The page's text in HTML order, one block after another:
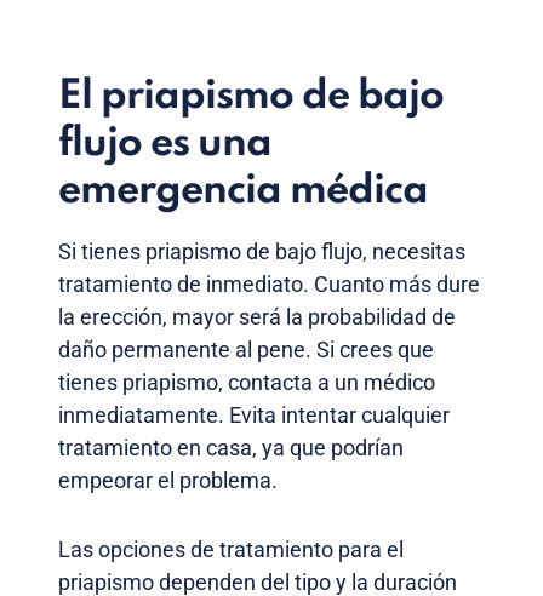
El priapismo de bajo
flujo es una
emergencia médica
Si tienes priapismo de bajo flujo, necesitas
tratamiento de inmediato. Cuanto más dure
la erección, mayor será la probabilidad de
daño permanente al pene. Si crees que
tienes priapismo, contacta a un médico
inmediatamente. Evita intentar cualquier
tratamiento en casa, ya que podrían
empeorar el problema.
Las opciones de tratamiento para el
priapismo dependen del tipo y la duración